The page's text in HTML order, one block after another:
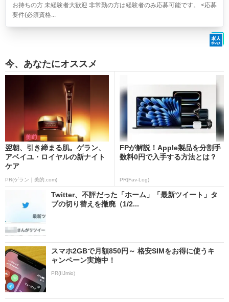
お持ちの方 未経験者大歓迎 非常勤の方は経験者のみ応募可能です。 <応募
要件(必須資格...
今、あなたにオススメ
翌朝、引き締まる肌。ゲラン、
アベイユ・ロイヤルの新ナイト
ケア
PR(ゲラン｜美的.com)
FPが解説！Apple製品を分割手
数料0円で入手する方法とは？
PR(Fav-Log)
Twitter、不評だった「ホーム」「最新ツイート」タ
ブの切り替えを撤廃（1/2...
スマホ2GBで月額850円～ 格安SIMをお得に使うキ
ャンペーン実施中！
PR(IIJmio)